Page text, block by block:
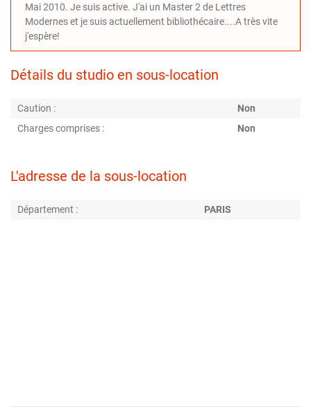
Mai 2010. Je suis active. J'ai un Master 2 de Lettres
Modernes et je suis actuellement bibliothécaire....A très vite
j'espère!
Détails du studio en sous-location
Caution :
Non
Charges comprises :
Non
L'adresse de la sous-location
Département : PARIS